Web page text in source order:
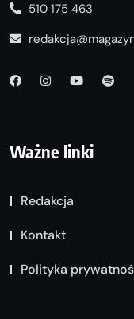
510 175 463
Ważne linki
Redakcja
Kontakt
Polityka